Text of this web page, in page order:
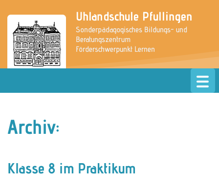
Uhlandschule Pfullingen
Sonderpädagogisches Bildungs- und
Beratungszentrum
Förderschwerpunkt Lernen
Archiv:
Klasse 8 im Praktikum